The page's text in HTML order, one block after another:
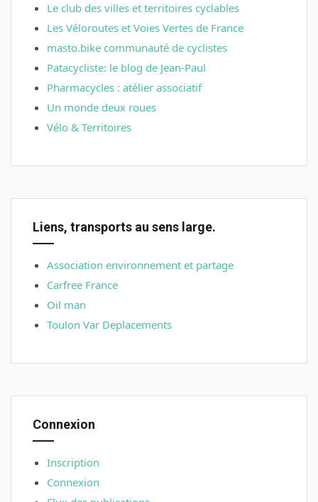
Le club des villes et territoires cyclables
Les Véloroutes et Voies Vertes de France
masto.bike communauté de cyclistes
Patacycliste: le blog de Jean-Paul
Pharmacycles : atélier associatif
Un monde deux roues
Vélo & Territoires
Liens, transports au sens large.
Association environnement et partage
Carfree France
Oil man
Toulon Var Deplacements
Connexion
Inscription
Connexion